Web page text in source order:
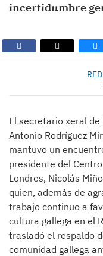
incertidumbre
El secretario xeral de
Antonio Rodríguez
mantuvo un
presidente del
Londres, Nicolás
quien, además de
trabajo continuo a
cultura gallega en el
trasladó el respaldo
comunidad gallega